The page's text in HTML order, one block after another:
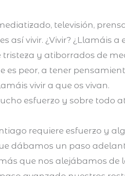
televisión,
así vivir. ¿Vivir? ¿Llamáis
y atiborrados de
peor, a tener
vivir a que os vivan.
esfuerzo y sobre todo
requiere esfuerzo y
dábamos un paso
que nos alejábamos de